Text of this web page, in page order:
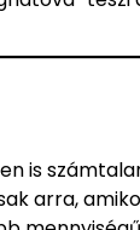
is
arra,